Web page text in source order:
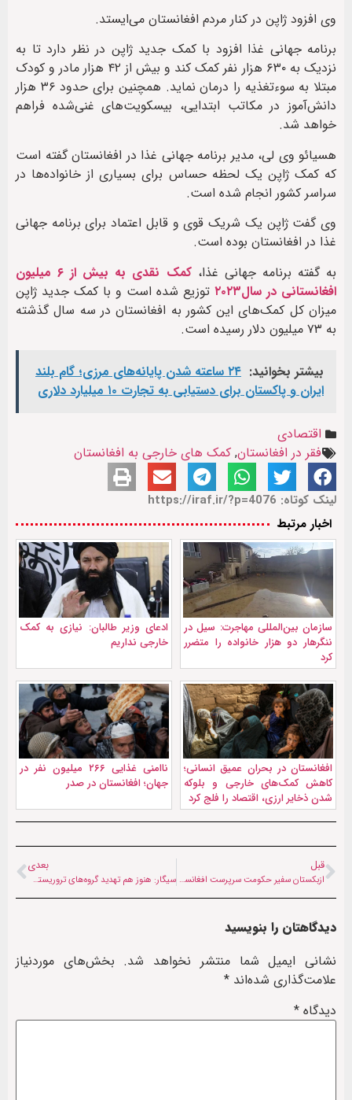
وی افزود ژاپن در کنار مردم افغانستان می‌ایستد.
برنامه‌ جهانی غذا افزود با کمک جدید ژاپن در نظر دارد تا به
نزدیک به ۶۳۰ هزار نفر کمک کند و بیش از ۴۲ هزار مادر و کودک
مبتلا به سوءتغذیه را درمان نماید. همچنین برای حدود ۳۶ هزار
دانش‌آموز در مکاتب ابتدایی، بیسکویت‌های غنی‌شده فراهم
خواهد شد.
هسیائو وی لی، مدیر برنامه جهانی غذا در افغانستان گفته است
که کمک ژاپن یک لحظه حساس برای بسیاری از خانواده‌ها در
سراسر کشور انجام شده است.
وی گفت ژاپن یک شریک قوی و قابل اعتماد برای برنامه جهانی
غذا در افغانستان بوده است.
به گفته برنامه جهانی غذا،
کمک نقدی به بیش از ۶ میلیون
افغانستانی در سال۲۰۲۳
توزیع شده است و با کمک جدید ژاپن
میزان کل کمک‌های این کشور به افغانستان در سه سال گذشته
به ۷۳ میلیون دلار رسیده است.
بیشتر بخوانید:
۲۴ ساعته شدن پایانه‌های مرزی؛ گام بلند
ایران و پاکستان برای دستیابی به تجارت ۱۰ میلیارد دلاری
اقتصادی
فقر در افغانستان, کمک های خارجی به افغانستان
لینک کوتاه: https://iraf.ir/?p=4076
اخبار مرتبط
سازمان بین‌المللی مهاجرت: سیل در
ننگرهار دو هزار خانواده را متضرر
کرد
ادعای وزیر طالبان: نیازی به کمک
خارجی نداریم
افغانستان در بحران عمیق انسانی؛
کاهش کمک‌های خارجی و بلوکه
شدن ذخایر ارزی، اقتصاد را فلج کرد
ناامنی غذایی ۲۶۶ میلیون نفر در
جهان؛ افغانستان در صدر
قبل
ازبکستان سفیر حکومت سرپرست افغانستان را پذیرفت
بعدی
سیگار: هنوز هم تهدید گروه‌های تروریستی در افغانستان وجود دارد
دیدگاهتان را بنویسید
نشانی ایمیل شما منتشر نخواهد شد. بخش‌های موردنیاز
علامت‌گذاری شده‌اند *
دیدگاه *